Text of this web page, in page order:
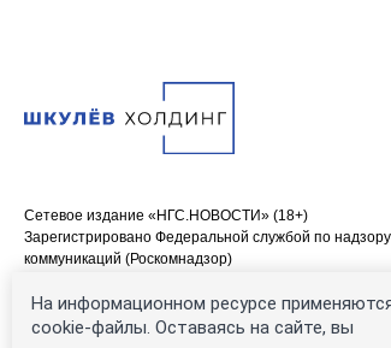
Сетевое издание «НГС.НОВОСТИ» (18+)
Зарегистрировано Федеральной службой по
коммуникаций (Роскомнадзор)
Учредитель: Общество с ограниченной
Главный редактор: Громкова Елена Александровна
На информационном ресурсе
cookie-файлы. Оставаясь на сайте, вы